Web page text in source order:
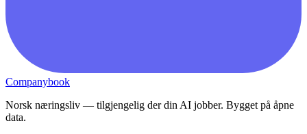
Companybook
Norsk næringsliv — tilgjengelig der din AI jobber. Bygget på åpne
data.